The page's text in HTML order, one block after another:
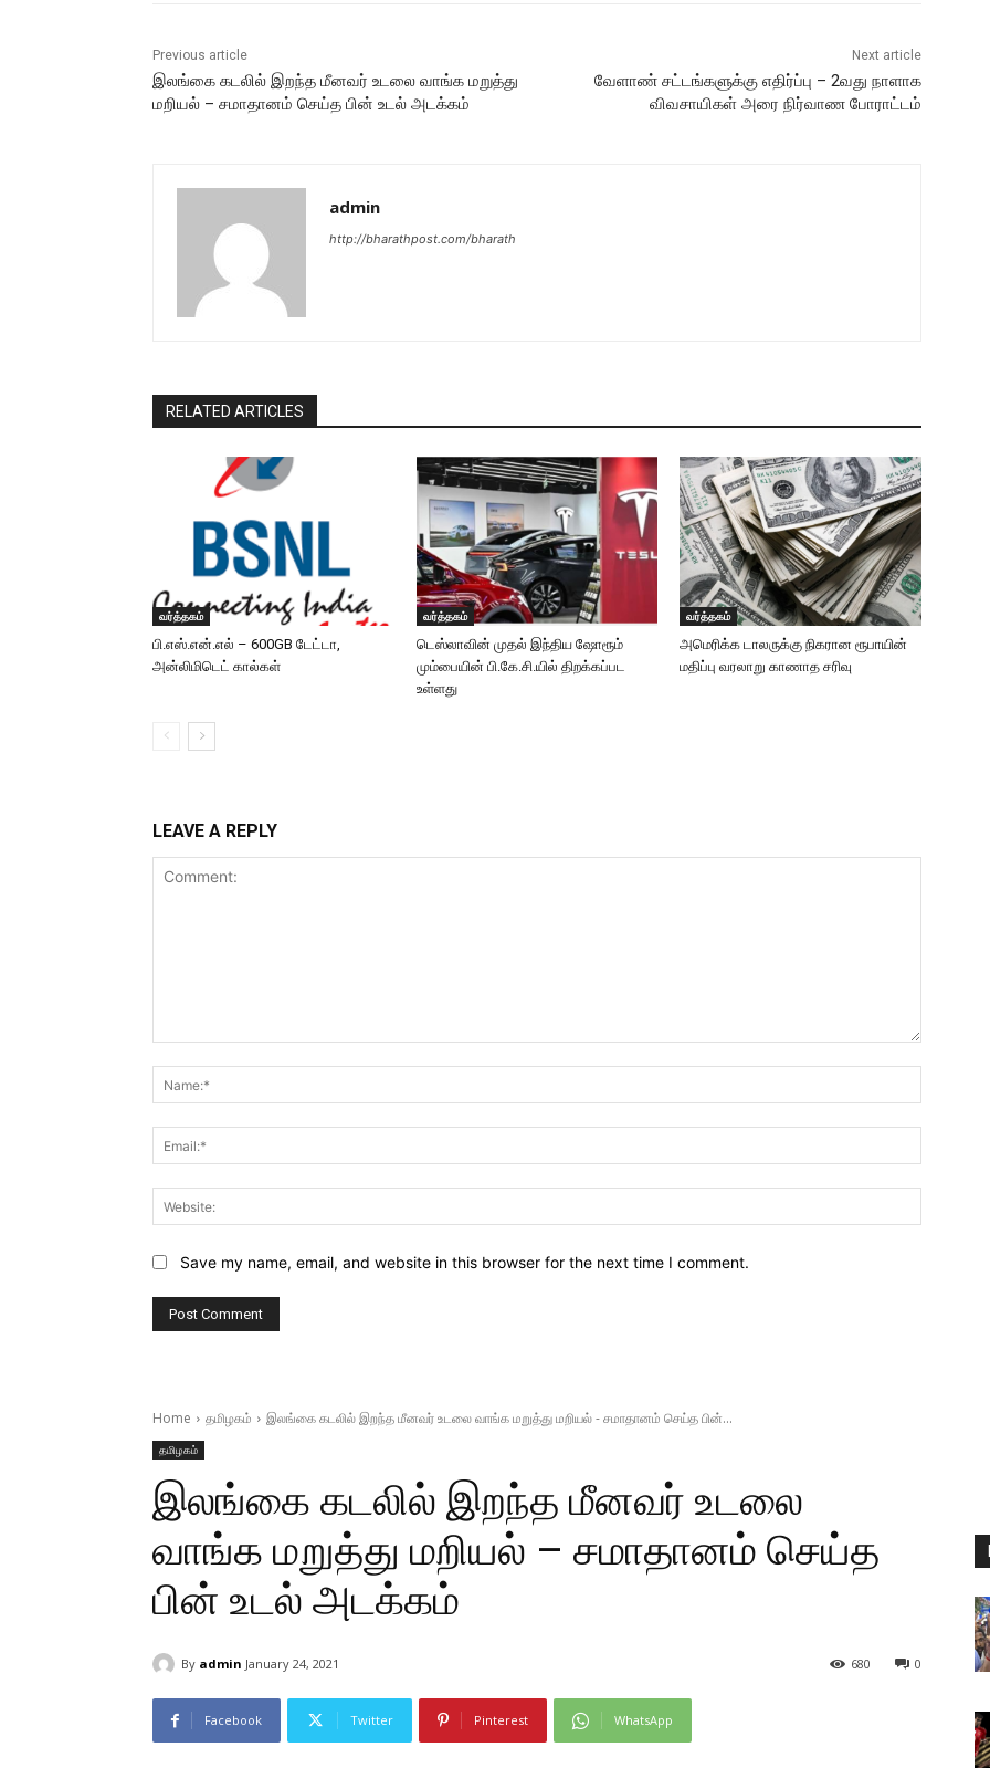
Previous article
இலங்கை கடலில் இறந்த மீனவர் உடலை வாங்க மறுத்து
மறியல் – சமாதானம் செய்த பின் உடல் அடக்கம்
Next article
வேளாண் சட்டங்களுக்கு எதிர்ப்பு – 2வது நாளாக
விவசாயிகள் அரை நிர்வாண போராட்டம்
admin
http://bharathpost.com/bharath
RELATED ARTICLES
வர்த்தகம்
பி.எஸ்.என்.எல் – 600GB டேட்டா,
அன்லிமிடெட் கால்கள்
வர்த்தகம்
டெஸ்லாவின் முதல் இந்திய ஷோரூம்
மும்பையின் பி.கே.சி.யில் திறக்கப்பட
உள்ளது
வர்த்தகம்
அமெரிக்க டாலருக்கு நிகரான ரூபாயின்
மதிப்பு வரலாறு காணாத சரிவு
LEAVE A REPLY
Save my name, email, and website in this browser for the next time I comment.